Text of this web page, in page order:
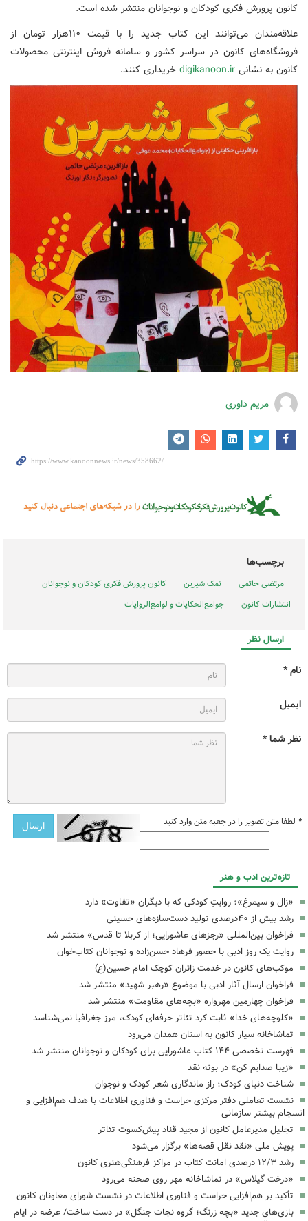
کانون پرورش فکری کودکان و نوجوانان منتشر شده است.
علاقه‌مندان می‌توانند این کتاب جدید را با قیمت ۱۱۰هزار تومان از
فروشگاه‌های کانون در سراسر کشور و سامانه فروش اینترنتی محصولات
کانون به نشانی digikanoon.ir خریداری کنند.
مریم داوری
برچسب‌ها
مرتضی حاتمی نمک شیرین
کانون پرورش فکری کودکان و نوجوانان
انتشارات کانون
جوامع‌الحکایات و لوامع‌الروایات
ارسال نظر
نام *
ایمیل
نظر شما *
* لطفا متن تصویر را در جعبه متن وارد کنید
تازه‌ترین ادب و هنر
«زال و سیمرغ»؛ روایتِ کودکی که با دیگران «تفاوت» دارد
رشد بیش از ۴۰درصدی تولید دست‌سازه‌های حسینی
فراخوان بین‌المللی «رجزهای عاشورایی؛ از کربلا تا قدس» منتشر شد
روایت یک روز ادبی با حضور فرهاد حسن‌زاده و نوجوانان کتاب‌خوان
موکب‌های کانون در خدمت زائران کوچک امام حسین(ع)
فراخوان ارسال آثار ادبی با موضوع «رهبر شهید» منتشر شد
فراخوان چهارمین مهرواره «بچه‌های مقاومت» منتشر شد
«کلوچه‌های خدا» ثابت کرد تئاتر حرفه‌ای کودک، مرز جغرافیا نمی‌شناسد
تماشاخانه سیار کانون به استان همدان می‌رود
فهرست تخصصی ۱۴۴ کتاب عاشورایی برای کودکان و نوجوانان منتشر شد
«زیبا صدایم کن» در بوته نقد
شناخت دنیای کودک؛ راز ماندگاری شعر کودک و نوجوان
نشست تعاملی دفتر مرکزی حراست و فناوری اطلاعات با هدف هم‌افزایی و
انسجام بیشتر سازمانی
تجلیل مدیرعامل کانون از مجید قناد پیش‌کسوت تئاتر
پویش ملی «نقد نقل قصه‌ها» برگزار می‌شود
رشد ۱۲/۳ درصدی امانت کتاب در مراکز فرهنگی‌هنری کانون
«درخت گیلاس» در تماشاخانه مهر روی صحنه می‌رود
تأکید بر هم‌افزایی حراست و فناوری اطلاعات در نشست شورای معاونان کانون
بازی‌های جدید «بچه زرنگ؛ گروه نجات جنگل» در دست ساخت/ عرضه در ایام